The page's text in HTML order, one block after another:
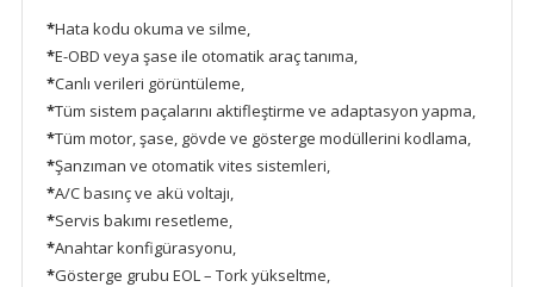
*Hata kodu okuma ve silme,
*E-OBD veya şase ile otomatik araç tanıma,
*Canlı verileri görüntüleme,
*Tüm sistem paçalarını aktifleştirme ve adaptasyon yapma,
*Tüm motor, şase, gövde ve gösterge modüllerini kodlama,
*Şanzıman ve otomatik vites sistemleri,
*A/C basınç ve akü voltajı,
*Servis bakımı resetleme,
*Anahtar konfigürasyonu,
*Gösterge grubu EOL – Tork yükseltme,